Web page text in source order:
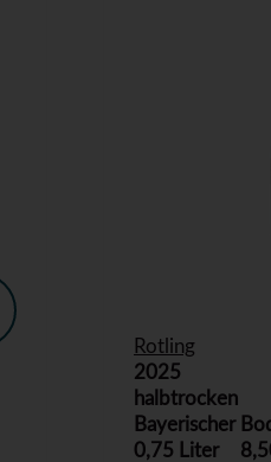
Rotling
2025
halbtrocken
Bayerischer
0,75 Liter